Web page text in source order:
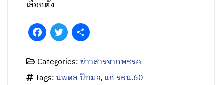
เลือกตั้ง
FacebookTwitter
Categories:ข่าวสารจากพรรค
Tags:นพดล ปัทมะ,แก้ รธน.60